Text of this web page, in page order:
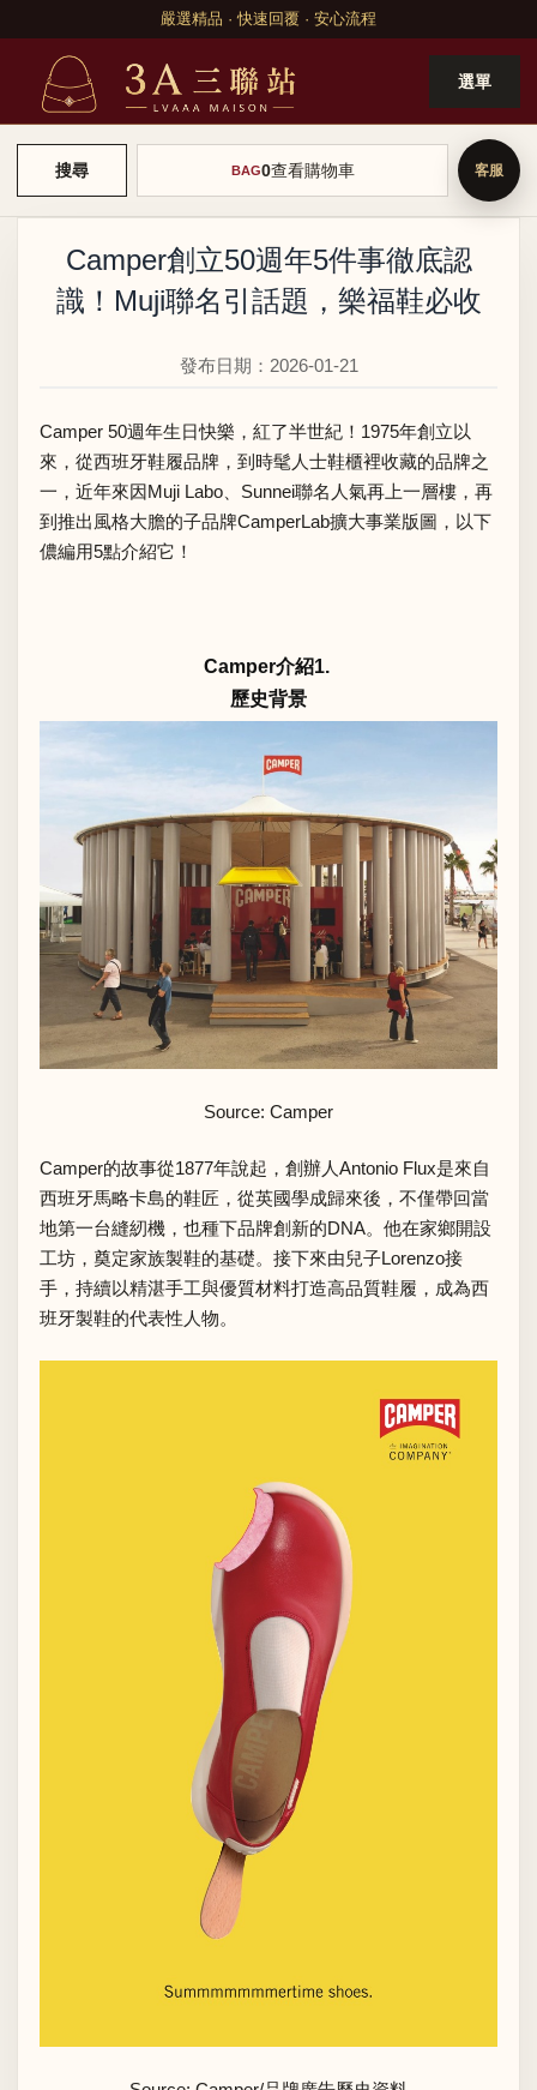
嚴選精品 · 快速回覆 · 安心流程
選單
搜尋 BAG0查看購物車
Camper創立50週年5件事徹底認
識！Muji聯名引話題，樂福鞋必收
發布日期：2026-01-21
Camper 50週年生日快樂，紅了半世紀！1975年創立以
來，從西班牙鞋履品牌，到時髦人士鞋櫃裡收藏的品牌之
一，近年來因Muji Labo、Sunnei聯名人氣再上一層樓，再
到推出風格大膽的子品牌CamperLab擴大事業版圖，以下
儂編用5點介紹它！
Camper介紹1.
歷史背景
Source: Camper
Camper的故事從1877年說起，創辦人Antonio Flux是來自
西班牙馬略卡島的鞋匠，從英國學成歸來後，不僅帶回當
地第一台縫紉機，也種下品牌創新的DNA。他在家鄉開設
工坊，奠定家族製鞋的基礎。接下來由兒子Lorenzo接
手，持續以精湛手工與優質材料打造高品質鞋履，成為西
班牙製鞋的代表性人物。